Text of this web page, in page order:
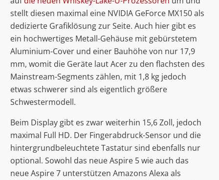
stellt diesen maximal eine NVIDIA GeForce MX150 als
dedizierte Grafiklösung zur Seite. Auch hier gibt es
ein hochwertiges Metall-Gehäuse mit gebürstetem
Aluminium-Cover und einer Bauhöhe von nur 17,9
mm, womit die Geräte laut Acer zu den flachsten des
Mainstream-Segments zählen, mit 1,8 kg jedoch
etwas schwerer sind als eigentlich größere
Schwestermodell.
Beim Display gibt es zwar weiterhin 15,6 Zoll, jedoch
maximal Full HD. Der Fingerabdruck-Sensor und die
hintergrundbeleuchtete Tastatur sind ebenfalls nur
optional. Sowohl das neue Aspire 5 wie auch das
neue Aspire 7 unterstützen Amazons Alexa als